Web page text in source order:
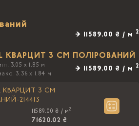
→ 11589.00 ₴ / м 2
КВАРЦИТ 3 CM ПОЛIРОВАНИЙ
3.05 x 1.85 м
3.36 x 1.84 м
→ 11589.00 ₴ / м 2
КВАРЦИТ 3 CM
214413
11589.00 ₴ / м2
71620.02 ₴